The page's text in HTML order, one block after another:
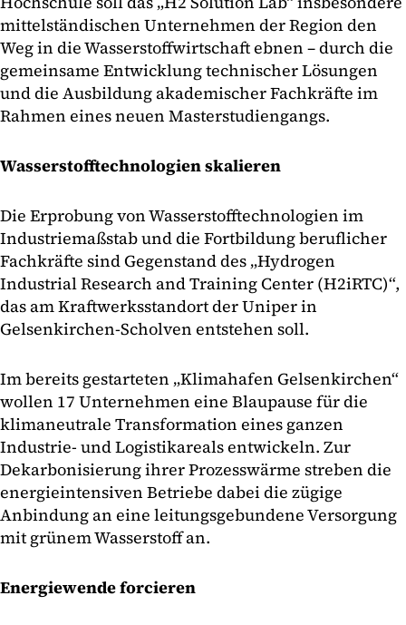
mittelständischen Unternehmen der Region den
Weg in die Wasserstoffwirtschaft ebnen – durch die
gemeinsame Entwicklung technischer Lösungen
und die Ausbildung akademischer Fachkräfte im
Rahmen eines neuen Masterstudiengangs.
Wasserstofftechnologien skalieren
Die Erprobung von Wasserstofftechnologien im
Industriemaßstab und die Fortbildung beruflicher
Fachkräfte sind Gegenstand des „Hydrogen
Industrial Research and Training Center (H2iRTC)“,
das am Kraftwerksstandort der Uniper in
Gelsenkirchen-Scholven entstehen soll.
Im bereits gestarteten „Klimahafen Gelsenkirchen“
wollen 17 Unternehmen eine Blaupause für die
klimaneutrale Transformation eines ganzen
Industrie- und Logistikareals entwickeln. Zur
Dekarbonisierung ihrer Prozesswärme streben die
energieintensiven Betriebe dabei die zügige
Anbindung an eine leitungsgebundene Versorgung
mit grünem Wasserstoff an.
Energiewende forcieren